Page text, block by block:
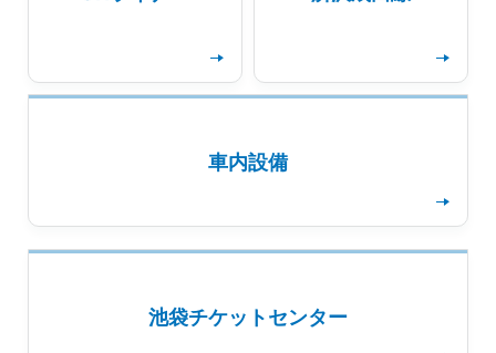
車内設備
詳細を見る
池袋チケットセンター
詳細を見る